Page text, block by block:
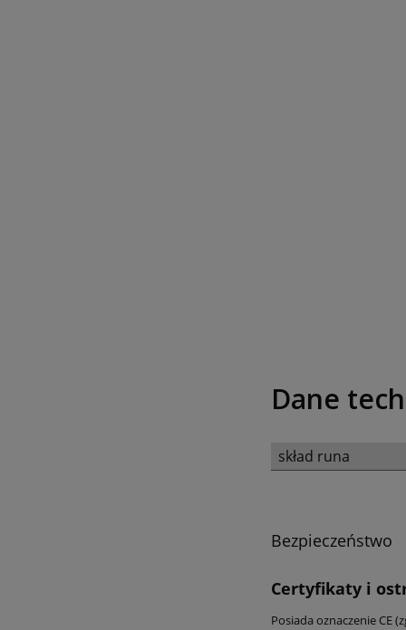
Dane
skład runa
Bezpieczeństwo
Certyfikaty i
Posiada oznaczenie CE